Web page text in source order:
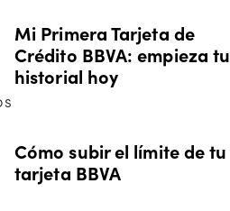
Mi Primera Tarjeta de
Crédito BBVA: empieza tu
historial hoy
Cómo subir el límite de tu
tarjeta BBVA